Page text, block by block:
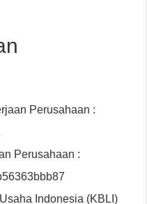
Perusahaan :
Perusahaan :
Indonesia (KBLI)